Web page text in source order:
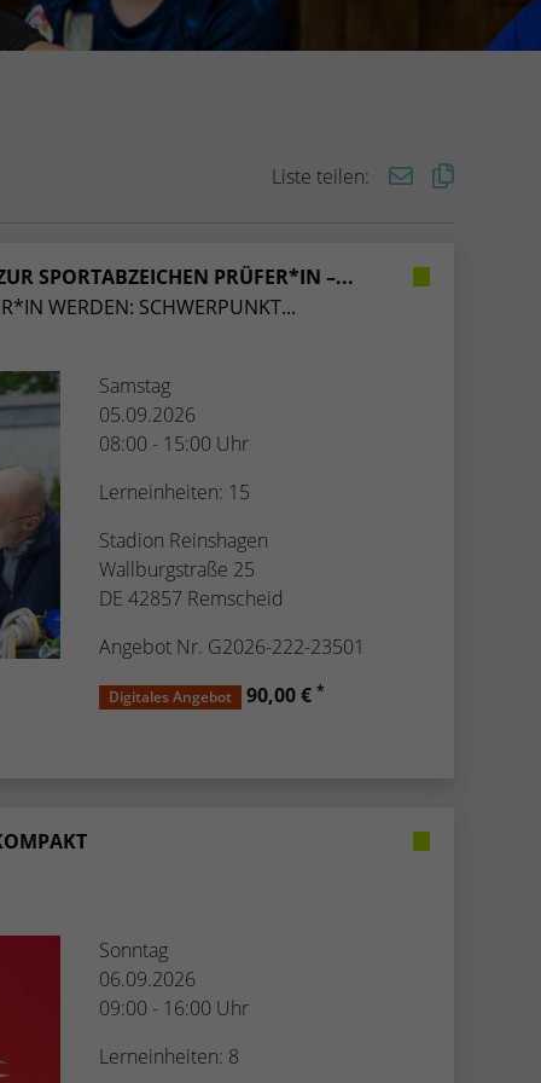
Liste teilen:
SPORTABZEICHEN PRÜFER*IN –...
WERDEN: SCHWERPUNKT...
Samstag
05.09.2026
08:00 - 15:00 Uhr
Lerneinheiten: 15
Stadion Reinshagen
Wallburgstraße 25
DE 42857 Remscheid
Angebot Nr. G2026-222-23501
Digitales Angebot 90,00 € *
Sonntag
06.09.2026
09:00 - 16:00 Uhr
Lerneinheiten: 8